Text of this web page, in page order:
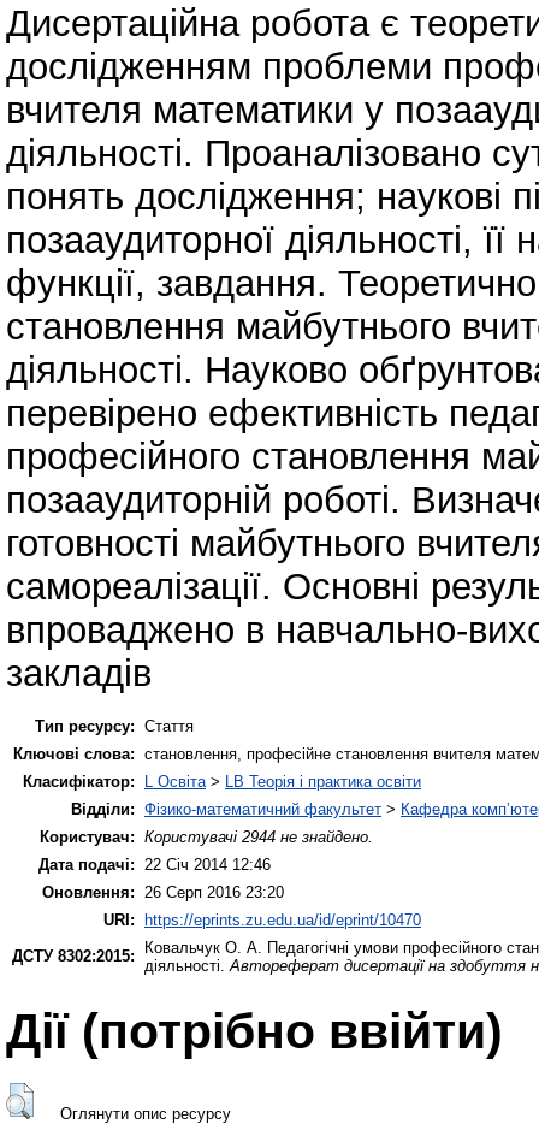
Дисертаційна робота є
дослідженням проблеми
вчителя математики у
діяльності. Проаналізовано
понять дослідження; наукові
позааудиторної діяльності,
функції, завдання.
становлення майбутнього
діяльності. Науково
перевірено ефективність
професійного становлення
позааудиторній роботі.
готовності майбутнього
самореалізації. Основні
впроваджено в навчально-
закладів
Тип ресурсу: Стаття
Ключові слова: становлення, професійне становлення вчителя
Класифікатор:
L Освіта > LB Теорія і практика освіти
Відділи: Фізико-математичний факультет > Кафедра
Користувач: Користувачі 2944 не знайдено.
Дата подачі:
22 Січ 2014 12:46
Оновлення:
26 Серп 2016 23:20
URI: https://eprints.zu.edu.ua/id/eprint/10470
ДСТУ 8302:2015:
Ковальчук О. А. Педагогічні умови професійного
діяльності. Автореферат дисертації на здобуття
Дії ​​(потрібно ввійти)
Оглянути опис ресурсу